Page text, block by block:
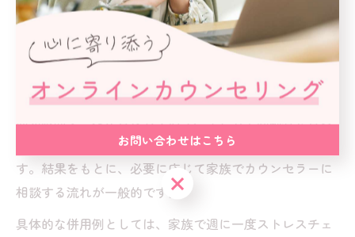
家庭でのストレスチェックとカウンセリング併用例
家庭でもストレスチェックとカウンセリングを併用する
ことで、家族全体の心の健康を守ることができます。最
近では厚生労働省の無料ストレスチェックや家庭向けの
簡易診断ツールが普及しており、子どもや高齢者を含め
た家族全員でセルフチェックを行うケースが増えていま
す。結果をもとに、必要に応じて家族でカウンセラーに
相談する流れが一般的です。
具体的な併用例としては、家族で週に一度ストレスチェ
お問い合わせはこちら
お問い合わせはこちら